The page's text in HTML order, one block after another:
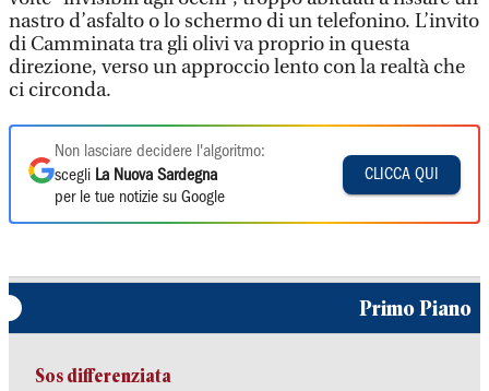
nastro d’asfalto o lo schermo di un telefonino. L’invito
di Camminata tra gli olivi va proprio in questa
direzione, verso un approccio lento con la realtà che
ci circonda.
Non lasciare decidere l'algoritmo:
scegli La Nuova Sardegna
per le tue notizie su Google
CLICCA QUI
Primo Piano
Sos differenziata